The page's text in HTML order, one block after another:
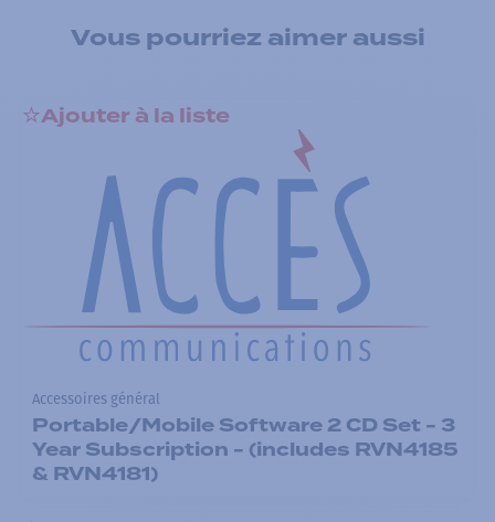
Vous pourriez aimer aussi
Ajouter à la liste
Accessoires général
Portable/Mobile Software 2 CD Set - 3
Year Subscription - (includes RVN4185
& RVN4181)